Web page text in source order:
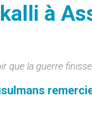
à
que la guerre